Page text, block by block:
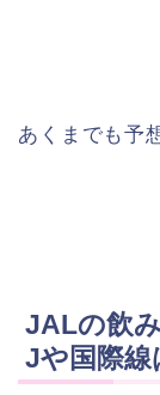
あくまでも予
JALの飲
Jや国際線